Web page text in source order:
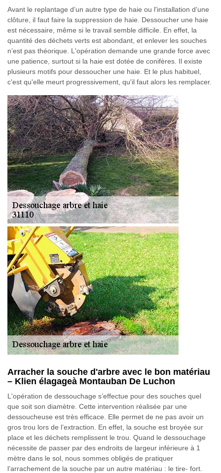
Avant le replantage d’un autre type de haie ou l'installation d’une
clôture, il faut faire la suppression de haie. Dessoucher une haie
est nécessaire, même si le travail semble difficile. En effet, la
quantité des déchets verts est abondant, et enlever les souches
n’est pas théorique. L'opération demande une grande force avec
une patience, surtout si la haie est dotée de conifères. Il existe
plusieurs motifs pour dessoucher une haie. Et le plus habituel,
c'est qu'elle meurt progressivement, qu'il faut alors les remplacer.
Arracher la souche d'arbre avec le bon matériau
– Klien élagageà Montauban De Luchon
L'opération de dessouchage s’effectue pour des souches quel
que soit son diamètre. Cette intervention réalisée par une
dessoucheuse est très efficace. Elle permet de ne pas avoir un
gros trou lors de l’extraction. En effet, la souche est broyée sur
place et les déchets remplissent le trou. Quand le dessouchage
nécessite de passer par des endroits de largeur inférieure à 1
mètre dans le sol, nous sommes obligés de pratiquer
l’arrachement de la souche par un autre matériau : le tire- fort.